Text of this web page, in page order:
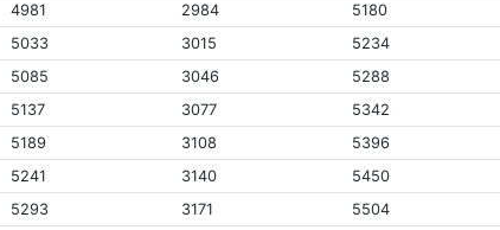
4981 2984 5180
5033 3015 5234
5085 3046 5288
5137 3077 5342
5189 3108 5396
5241 3140 5450
5293 3171 5504